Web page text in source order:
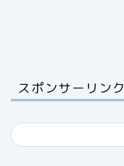
スポンサーリンク